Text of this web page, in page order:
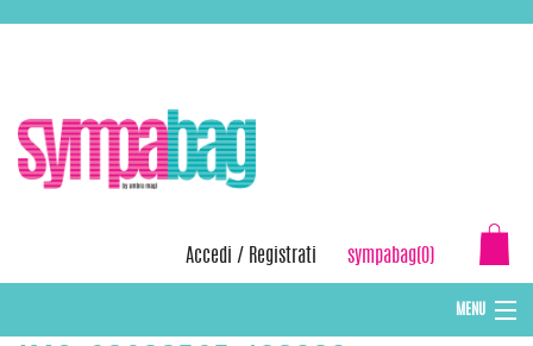
Accedi / Registrati sympabag(0)
MENU